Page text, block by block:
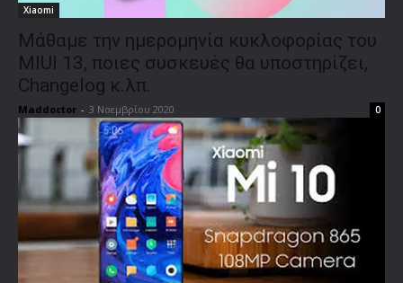
Xiaomi
Μάθαμε την ημερομηνία κυκλοφορίας του
MIUI 13, ποιες συσκευές θα υποστηρίζει,
Changelog κ.λπ.
Maddoctor - 3 Νοεμβρίου 2020 0